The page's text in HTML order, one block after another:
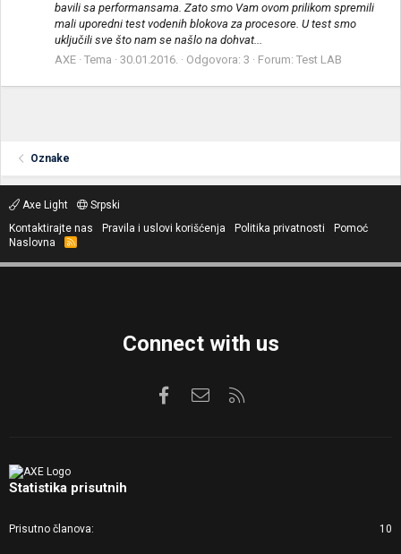
bavili sa performansama. Zato smo Vam ovom prilikom spremili
mali uporedni test vodenih blokova za procesore. U test smo
uključili sve što nam se našlo na dohvat...
AXE Tema 30.01.2016. Odgovora: 3 Forum: Test LAB
Oznake
Axe Light
Srpski
Kontaktirajte nas
Pravila i uslovi korišćenja Politika privatnosti
Pomoć
Naslovna
R
S
Connect with us
FacebookKontaktirajte nas
Statistika prisutnih
Prisutno članova 10